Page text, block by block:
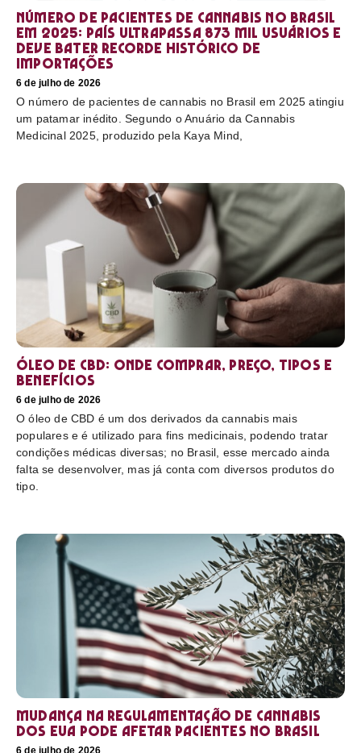
Número de pacientes de cannabis no Brasil
em 2025: país ultrapassa 873 mil usuários e
deve bater recorde histórico de
importações
6 de julho de 2026
O número de pacientes de cannabis no Brasil em 2025 atingiu
um patamar inédito. Segundo o Anuário da Cannabis
Medicinal 2025, produzido pela Kaya Mind,
Óleo de CBD: Onde comprar, preço, tipos e
benefícios
6 de julho de 2026
O óleo de CBD é um dos derivados da cannabis mais
populares e é utilizado para fins medicinais, podendo tratar
condições médicas diversas; no Brasil, esse mercado ainda
falta se desenvolver, mas já conta com diversos produtos do
tipo.
Mudança na regulamentação de cannabis
dos EUA pode afetar pacientes no Brasil
6 de julho de 2026